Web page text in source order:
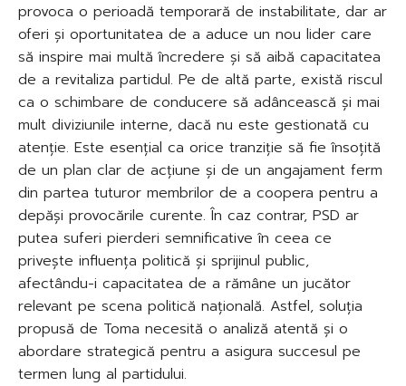
provoca o perioadă temporară de instabilitate, dar ar
oferi și oportunitatea de a aduce un nou lider care
să inspire mai multă încredere și să aibă capacitatea
de a revitaliza partidul. Pe de altă parte, există riscul
ca o schimbare de conducere să adâncească și mai
mult diviziunile interne, dacă nu este gestionată cu
atenție. Este esențial ca orice tranziție să fie însoțită
de un plan clar de acțiune și de un angajament ferm
din partea tuturor membrilor de a coopera pentru a
depăși provocările curente. În caz contrar, PSD ar
putea suferi pierderi semnificative în ceea ce
privește influența politică și sprijinul public,
afectându-i capacitatea de a rămâne un jucător
relevant pe scena politică națională. Astfel, soluția
propusă de Toma necesită o analiză atentă și o
abordare strategică pentru a asigura succesul pe
termen lung al partidului.